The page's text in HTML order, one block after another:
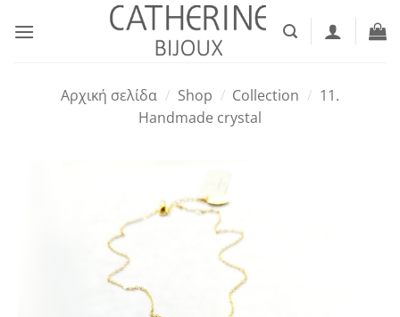
στο
Αρχική σελίδα / Shop / Collection / 11.
Handmade crystal